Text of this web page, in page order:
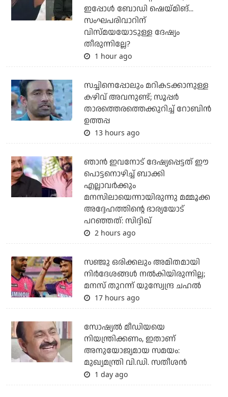
ഇപ്പോള്‍ ബോഡി ഷെയ്മിങ്...
സംഘപരിവാറിന്
വിസ്മയയോടുള്ള ദേഷ്യം
തീരുന്നില്ലേ?
1 hour ago
സച്ചിനെപ്പോലും മറികടക്കാനുള്ള
കഴിവ് അവനുണ്ട്; സൂപ്പര്‍
താരത്തെരത്തെക്കുറിച്ച് റോബിന്‍
ഉത്തപ്പ
13 hours ago
ഞാന്‍ ഇവനോട് ദേഷ്യപ്പെട്ടത് ഈ
പൊട്ടനൊഴിച്ച് ബാക്കി
എല്ലാവര്‍ക്കും
മനസിലായെന്നായിരുന്നു മമ്മൂക്ക
അദ്ദേഹത്തിന്റെ ഭാര്യയോട്
പറഞ്ഞത്: സിദ്ദിഖ്
2 hours ago
സഞ്ജു ഒരിക്കലും അമിതമായി
നിര്‍ദേശങ്ങള്‍ നല്‍കിയിരുന്നില്ല;
മനസ് തുറന്ന് യുസ്വേന്ദ്ര ചഹല്‍
17 hours ago
സോഷ്യല്‍ മീഡിയയെ
നിയന്ത്രിക്കണം, ഇതാണ്
അനുയോജ്യമായ സമയം:
മുഖ്യമന്ത്രി വി.ഡി. സതീശന്‍
1 day ago